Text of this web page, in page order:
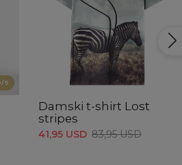
/5
Damski t-shirt Lost
stripes
41,95 USD 83,95 USD